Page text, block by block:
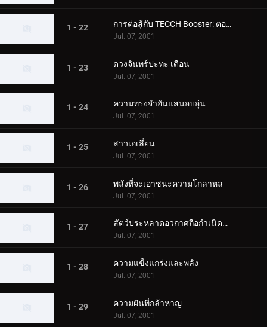
1 - 22 การต่อสู้กับ TECCH Booster: ตอนที่ 2
Jul. 07, 2001
1 - 23 ดวงจันทร์ปะทะ เดือน
Jul. 07, 2001
1 - 24 ความทรงจำอันแสนอบอุ่น
Jul. 07, 2001
1 - 25 สาวเอเลี่ยน
Jul. 07, 2001
1 - 26 พลังที่จะเอาชนะความโกลาหล
Jul. 07, 2001
1 - 27 สัตว์ประหลาดอวกาศถือกำเนิดบนโลก
Jul. 07, 2001
1 - 28 ความแข็งแกร่งและพลัง
Jul. 07, 2001
1 - 29 ความฝันที่กล้าหาญ
Jul. 07, 2001